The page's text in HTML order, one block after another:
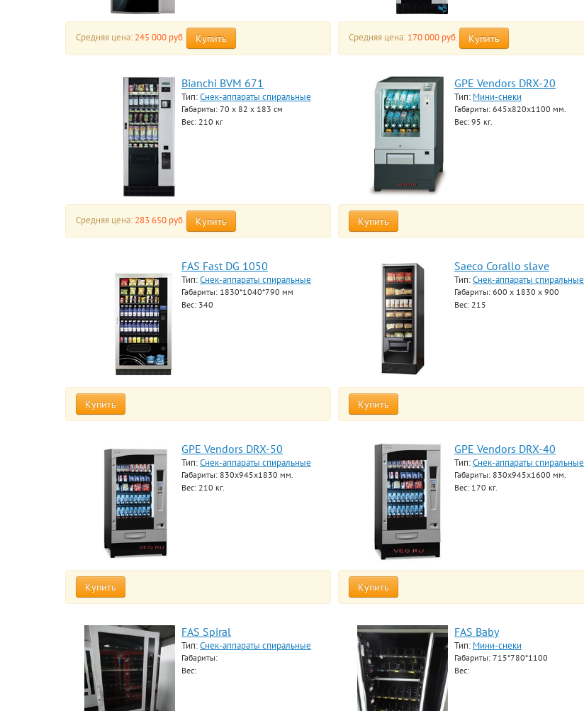
Средняя цена: 245 000 руб. Купить Средняя цена: 170 000 руб. Купить
Bianchi BVM 671
Тип:Снек-аппараты спиральные
Габариты: 70 x 82 х 183 см
Вес: 210 кг
Средняя цена: 283 650 руб. Купить
GPE Vendors DRX-20
Тип: Мини-снеки
Габариты: 645х820х1100 мм.
Вес: 95 кг.
Купить
FAS Fast DG 1050
Тип:Снек-аппараты спиральные
Габариты: 1830*1040*790 мм
Вес: 340
Купить
Saeco Corallo slave
Тип:Снек-аппараты спиральные
Габариты: 600 х 1830 х 900
Вес: 215
Купить
GPE Vendors DRX-50
Тип:Снек-аппараты спиральные
Габариты: 830х945х1830 мм.
Вес: 210 кг.
Купить
GPE Vendors DRX-40
Тип:Снек-аппараты спиральные
Габариты: 830х945х1600 мм.
Вес: 170 кг.
Купить
FAS Spiral
Тип:Снек-аппараты спиральные
Габариты:
Вес:
FAS Baby
Тип: Мини-снеки
Габариты: 715*780*1100
Вес: